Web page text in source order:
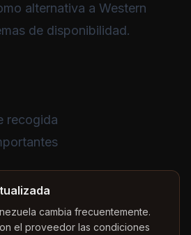
alternativa a Western
de disponibilidad.
recogida
cambia frecuentemente.
el proveedor las condiciones